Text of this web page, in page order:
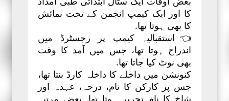
کا اور ایک کیمپ انجمن کے تحت نمائش
کا بھی ہوتا تھا.
👈استقبالیہ کیمپ پر رجسٹرڈ میں
اندراج ہوتا تھا، جس میں آمد کا وقت
بھی نوٹ کیا جاتا تھا.
کنونشن میں داخلے کا داخلہ کارڈ بنتا تھا،
جس پر کارکن کا نام، درجہ، عہدہ اور
شاخ کا نام تحریر ہوتا تھا. بعض مرتبہ